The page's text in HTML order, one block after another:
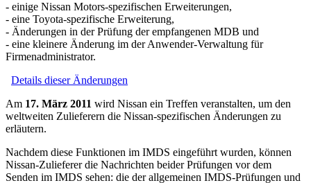
- einige Nissan Motors-spezifischen Erweiterungen,
- eine Toyota-spezifische Erweiterung,
- Änderungen in der Prüfung der empfangenen MDB und
- eine kleinere Änderung im der Anwender-Verwaltung für
Firmenadministrator.
Details dieser Änderungen
Am 17. März 2011 wird Nissan ein Treffen veranstalten, um den
weltweiten Zulieferern die Nissan-spezifischen Änderungen zu
erläutern.
Nachdem diese Funktionen im IMDS eingeführt wurden, können
Nissan-Zulieferer die Nachrichten beider Prüfungen vor dem
Senden im IMDS sehen: die der allgemeinen IMDS-Prüfungen und